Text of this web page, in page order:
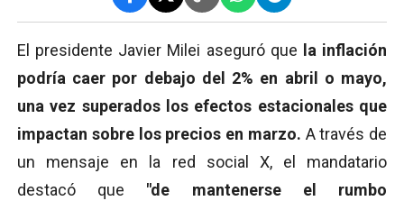
El presidente Javier Milei aseguró que
la inflación
podría caer por debajo del 2% en abril o mayo,
una vez superados los efectos estacionales que
impactan sobre los precios en marzo. A través de
un mensaje en la red social X, el mandatario
destacó que "de mantenerse el rumbo